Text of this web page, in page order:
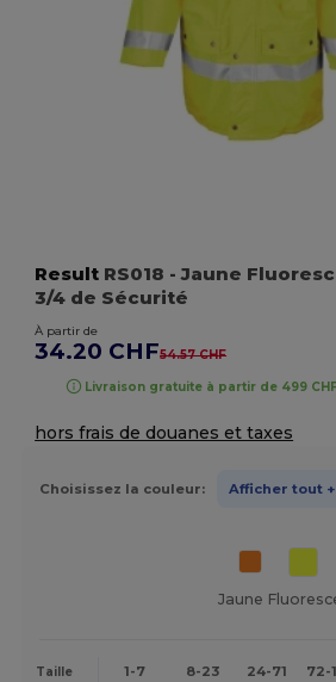
Result RS018 - Jaune
3/4 de Sécurité
À partir de
34.20 CHF54.57 CHF
Livraison gratuite à partir de 499
hors frais de douanes et taxes
Choisissez la couleur: Afficher tout
Jaune
Taille 1-7 8-23 24-71 72-